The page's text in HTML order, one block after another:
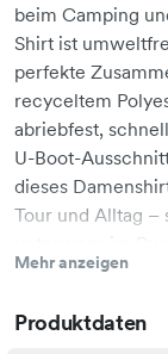
beim Camping
Shirt ist
perfekte
recyceltem
abriebfest,
U-Boot-
dieses
Tour und Alltag –
Label steckt ein
Ärmel
Mehr anzeigen
Produktdaten